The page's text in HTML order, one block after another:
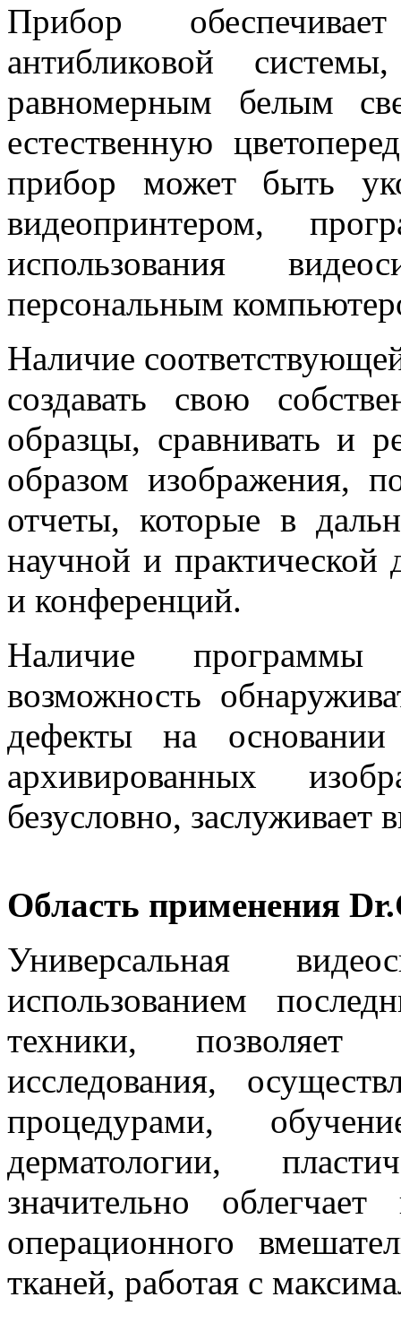
Прибор
антибликовой
равномерным белым
естественную
прибор может быть
видеопринтером,
использования
персональным
Наличие
создавать свою
образцы, сравнивать и
образом изображения,
отчеты, которые в
научной и практической
и конференций.
Наличие
возможность
дефекты на
архивированных
безусловно, заслуживает
Область применения
Универсальная
использованием
техники, позволяет
исследования,
процедурами,
дерматологии,
значительно
операционного
тканей, работая с